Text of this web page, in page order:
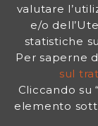
L’obiettivo di
base vegetale
pianeta. In
per
valutare
e/o
statistiche
Per saperne
sul
Cliccando su
elemento